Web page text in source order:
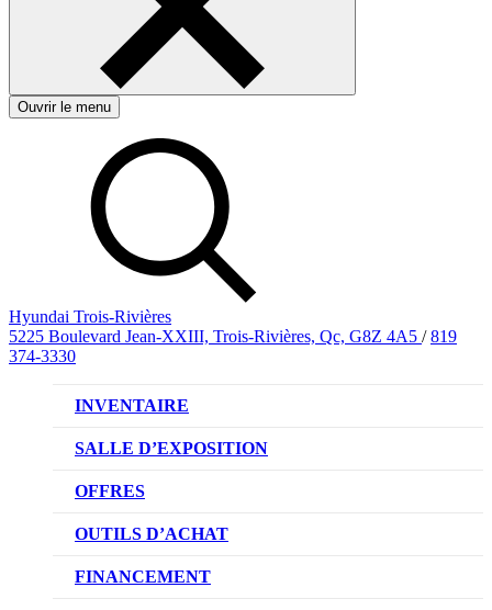
Ouvrir le menu
Hyundai Trois-Rivières
5225 Boulevard Jean-XXIII, Trois-Rivières, Qc, G8Z 4A5 / 819
374-3330
INVENTAIRE
VÉHICULES NEUFS
VÉHICULES D’OCCASION
SALLE D’EXPOSITION
OFFRES
OFFRE DE VÉHICULES NEUFS
OFFRES DU CONCESSIONNAIRE
OUTILS D’ACHAT
CL!QUEZ ET ACHETEZ HYUNDAI
FINANCEMENT